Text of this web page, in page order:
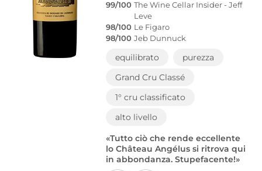
99/100 The Wine Cellar Insider - Jeff
Leve
98/100 Le Figaro
98/100 Jeb Dunnuck
equilibrato
purezza
Grand Cru Classé
1° cru classificato
alto livello
«Tutto ciò che rende eccellente
lo Château Angélus si ritrova qui
in abbondanza. Stupefacente!»